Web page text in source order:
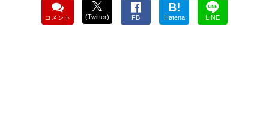
コメント (Twitter) FB
B!
Hatena LINE